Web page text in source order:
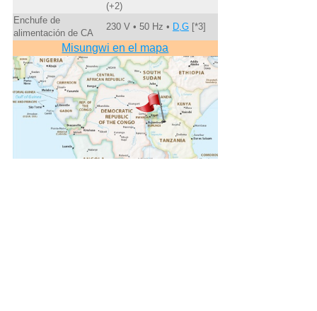
(+2)
Enchufe de
alimentación de CA
230 V • 50 Hz • D,G[*3]
Misungwi en el mapa